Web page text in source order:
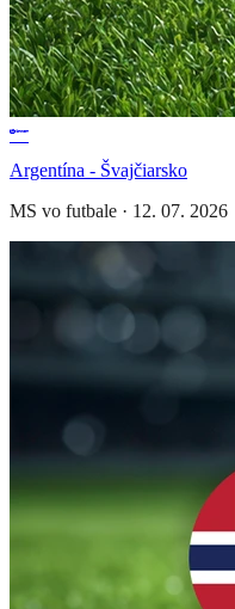
Argentína - Švajčiarsko
MS vo futbale · 12. 07. 2026